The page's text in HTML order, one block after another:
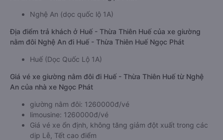
Nghệ An (dọc quốc lộ 1A)
Địa điểm trả khách ở Huế - Thừa Thiên Huế của xe giường
nằm đôi Nghệ An đi Huế - Thừa Thiên Huế Ngọc Phát
Huế (Dọc Quốc Lộ 1A)
Giá vé xe giường nằm đôi đi Huế - Thừa Thiên Huế từ Nghệ
An của nhà xe Ngọc Phát
giường nằm đôi: 1260000đ/vé
limousine: 1260000đ/vé
Giá vé xe ổn định, không tăng giảm đột xuất trong các
dịp Lễ, Tết cao điểm